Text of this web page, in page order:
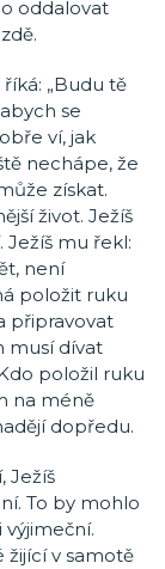
oddalovat
„Budu tě
se
ví, jak
nechápe, že
získat.
život. Ježíš
Ježíš mu řekl:
není
položit ruku
připravovat
musí dívat
položil ruku
na méně
dopředu.
Ježíš
To by mohlo
výjimeční.
žijící v samotě